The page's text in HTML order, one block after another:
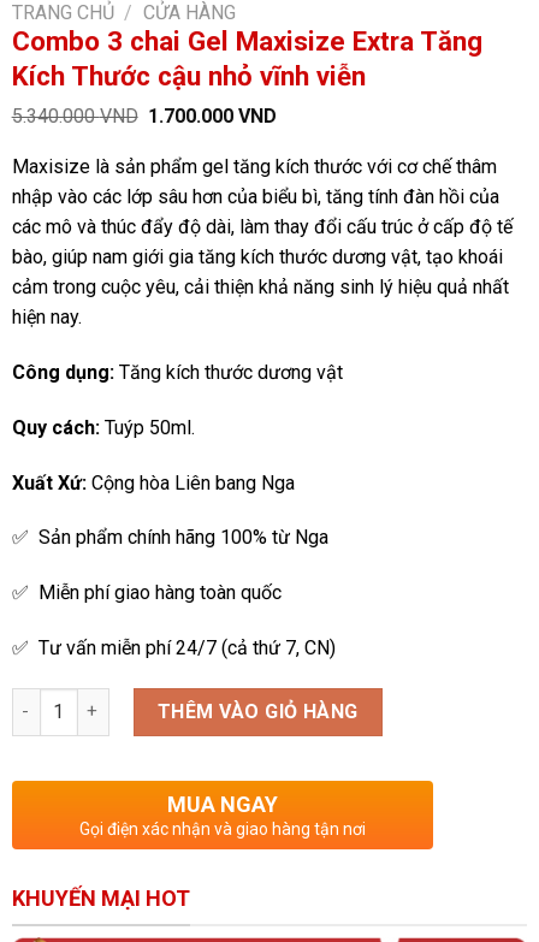
TRANG CHỦ / CỬA HÀNG
Combo 3 chai Gel Maxisize Extra Tăng
Kích Thước cậu nhỏ vĩnh viễn
5.340.000VND Giá
là:
5.340.000 VND.
1.700.000VND
tại
là:
1.700.000 VND.
Maxisize là sản phẩm gel tăng kích thước với cơ chế thâm
nhập vào các lớp sâu hơn của biểu bì, tăng tính đàn hồi của
các mô và thúc đẩy độ dài, làm thay đổi cấu trúc ở cấp độ tế
bào, giúp nam giới gia tăng kích thước dương vật, tạo khoái
cảm trong cuộc yêu, cải thiện khả năng sinh lý hiệu quả nhất
hiện nay.
Công dụng:Tăng kích thước dương vật
Quy cách:Tuýp 50ml.
Xuất Xứ:Cộng hòa Liên bang Nga
✅ Sản phẩm chính hãng 100% từ Nga
✅ Miễn phí giao hàng toàn quốc
✅ Tư vấn miễn phí 24/7 (cả thứ 7, CN)
Số lượng THÊM VÀO GIỎ HÀNG
MUA NGAY
Gọi điện xác nhận và giao hàng tận nơi
KHUYẾN MẠI HOT